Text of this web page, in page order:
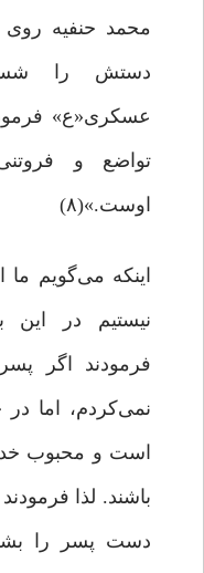
محمد حنفیه
دستش را
عسکرى«ع»
تواضع و
اوست.»(۸)
اینکه می‌گویم ما
نیستیم در این
فرمودند اگر
نمی‌کردم، اما
است و محبوب
باشند. لذا
دست پسر را